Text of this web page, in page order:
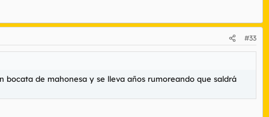
#33
de mahonesa y se lleva años rumoreando que saldrá